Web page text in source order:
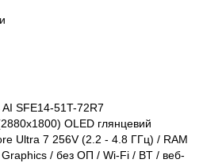
SFE14-51T-72R7
OLED глянцевий
Ultra 7 256V (2.2 - 4.8 ГГц) / RAM
/ без ОП / Wi-Fi / BT / веб-